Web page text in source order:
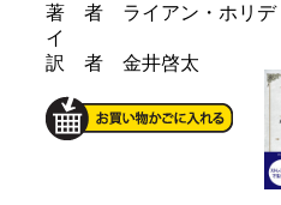
著 者 ライアン・ホリデ
イ
訳 者 金井啓太